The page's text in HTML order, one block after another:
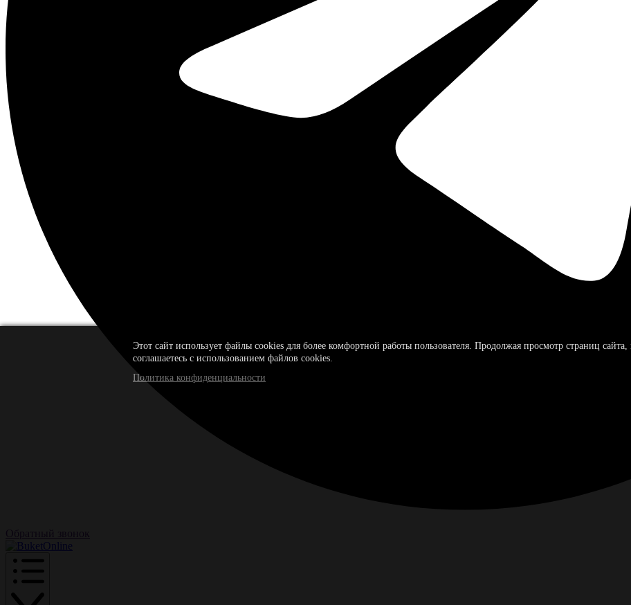
Обратный звонок
Этот сайт использует файлы cookies для более комфортной работы пользователя. Продолжая просмотр страниц сайта,
соглашаетесь с использованием файлов cookies.
Политика конфиденциальности